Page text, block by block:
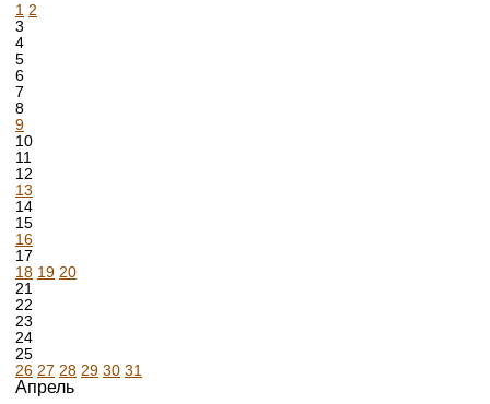
1 2
3
4
5
6
7
8
9
10
11
12
13
14
15
16
17
18 19 20
21
22
23
24
25
26 27 28 29 30 31
Апрель